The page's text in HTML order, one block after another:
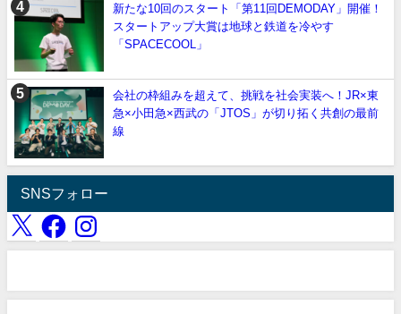
新たな10回のスタート「第11回DEMODAY」開催！
スタートアップ大賞は地球と鉄道を冷やす
「SPACECOOL」
会社の枠組みを超えて、挑戦を社会実装へ！JR×東
急×小田急×西武の「JTOS」が切り拓く共創の最前
線
SNSフォロー